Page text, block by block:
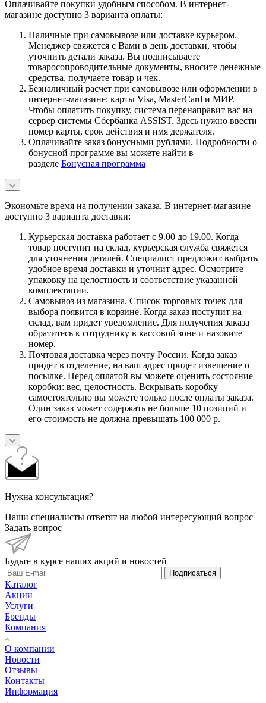
Оплачивайте покупки удобным способом. В интернет-
магазине доступно 3 варианта оплаты:
Наличные при самовывозе или доставке курьером.
Менеджер свяжется с Вами в день доставки, чтобы
уточнить детали заказа. Вы подписываете
товаросопроводительные документы, вносите денежные
средства, получаете товар и чек.
Безналичный расчет при самовывозе или оформлении в
интернет-магазине: карты Visa, MasterCard и МИР.
Чтобы оплатить покупку, система перенаправит вас на
сервер системы Сбербанка ASSIST. Здесь нужно ввести
номер карты, срок действия и имя держателя.
Оплачивайте заказ бонусными рублями. Подробности о
бонусной программе вы можете найти в
разделе Бонусная программа
Экономьте время на получении заказа. В интернет-магазине
доступно 3 варианта доставки:
Курьерская доставка работает с 9.00 до 19.00. Когда
товар поступит на склад, курьерская служба свяжется
для уточнения деталей. Специалист предложит выбрать
удобное время доставки и уточнит адрес. Осмотрите
упаковку на целостность и соответствие указанной
комплектации.
Самовывоз из магазина. Список торговых точек для
выбора появится в корзине. Когда заказ поступит на
склад, вам придет уведомление. Для получения заказа
обратитесь к сотруднику в кассовой зоне и назовите
номер.
Почтовая доставка через почту России. Когда заказ
придет в отделение, на ваш адрес придет извещение о
посылке. Перед оплатой вы можете оценить состояние
коробки: вес, целостность. Вскрывать коробку
самостоятельно вы можете только после оплаты заказа.
Один заказ может содержать не больше 10 позиций и
его стоимость не должна превышать 100 000 р.
Нужна консультация?
Наши специалисты ответят на любой интересующий вопрос
Задать вопрос
Будьте в курсе наших акций и новостей
Подписаться
Каталог
Акции
Услуги
Бренды
Компания
О компании
Новости
Отзывы
Контакты
Информация